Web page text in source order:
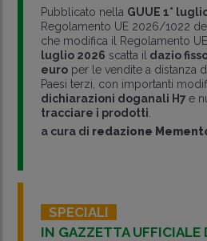
Pubblicato nella GUUE 1°
Regolamento UE 2026/1022
che modifica il Regolamento
luglio 2026 scatta il dazio
europer le vendite a distanza
Paesi terzi, con importanti
dichiarazioni doganali H7 e
tracciare i prodotti
a cura di redazione
SPECIALI
IN GAZZETTA UFFICIALE